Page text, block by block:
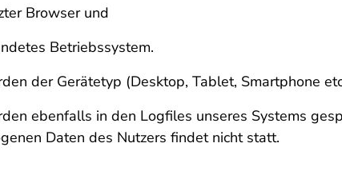
Browser und
Betriebssystem.
der Gerätetyp (Desktop, Tablet, Smartphone
ebenfalls in den Logfiles unseres Systems
Daten des Nutzers findet nicht statt.